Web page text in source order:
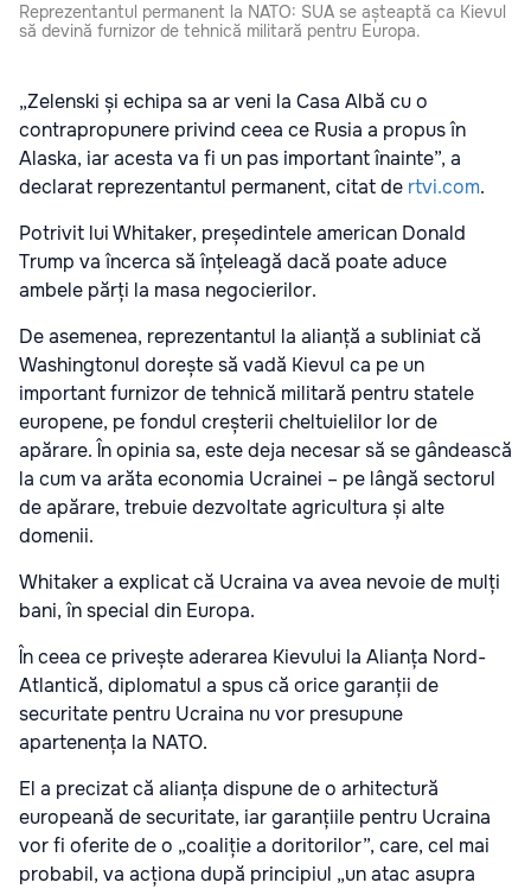
Reprezentantul permanent la NATO: SUA se așteaptă ca Kievul
să devină furnizor de tehnică militară pentru Europa.
„Zelenski și echipa sa ar veni la Casa Albă cu o
contrapropunere privind ceea ce Rusia a propus în
Alaska, iar acesta va fi un pas important înainte”, a
declarat reprezentantul permanent, citat de rtvi.com.
Potrivit lui Whitaker, președintele american Donald
Trump va încerca să înțeleagă dacă poate aduce
ambele părți la masa negocierilor.
De asemenea, reprezentantul la alianță a subliniat că
Washingtonul dorește să vadă Kievul ca pe un
important furnizor de tehnică militară pentru statele
europene, pe fondul creșterii cheltuielilor lor de
apărare. În opinia sa, este deja necesar să se gândească
la cum va arăta economia Ucrainei – pe lângă sectorul
de apărare, trebuie dezvoltate agricultura și alte
domenii.
Whitaker a explicat că Ucraina va avea nevoie de mulți
bani, în special din Europa.
În ceea ce privește aderarea Kievului la Alianța Nord-
Atlantică, diplomatul a spus că orice garanții de
securitate pentru Ucraina nu vor presupune
apartenența la NATO.
El a precizat că alianța dispune de o arhitectură
europeană de securitate, iar garanțiile pentru Ucraina
vor fi oferite de o „coaliție a doritorilor”, care, cel mai
probabil, va acționa după principiul „un atac asupra